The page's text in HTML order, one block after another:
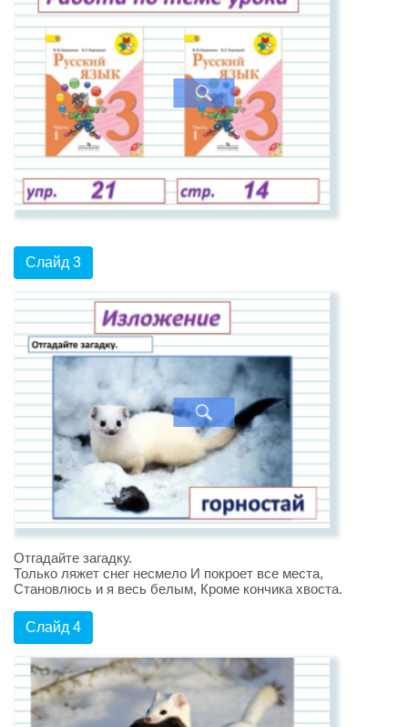
Слайд 3
Отгадайте загадку.
Только ляжет снег несмело И покроет все места,
Становлюсь и я весь белым, Кроме кончика хвоста.
Слайд 4